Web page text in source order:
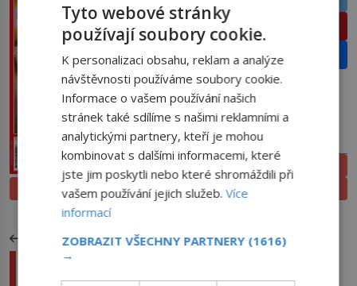
PROLISTOVAT
Pinterest
Email
PŘEDPLATNÉ
ELEKTRONICKÉ
TIŠTĚNÉ
PŘEDCHOZÍ ČLÁNEK
Dokázal císař Rudolf II. odhalit padělky grafik
Albrechta Dürera?
Tyto webové stránky
používají soubory cookie.
K personalizaci obsahu, reklam a analýze
návštěvnosti používáme soubory cookie.
Informace o vašem používání našich
stránek také sdílíme s našimi reklamními a
analytickými partnery, kteří je mohou
kombinovat s dalšími informacemi, které
jste jim poskytli nebo které shromáždili při
vašem používání jejich služeb.Více
informací
ZOBRAZIT VŠECHNY PARTNERY (1616)
→